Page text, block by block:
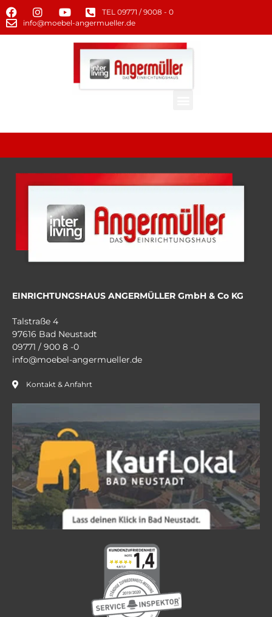
TEL 09771 / 9008 - 0
info@moebel-angermueller.de
EINRICHTUNGSHAUS ANGERMÜLLER GmbH & Co KG
Talstraße 4
97616 Bad Neustadt
09771 / 900 8 -0
info@moebel-angermueller.de
Kontakt & Anfahrt